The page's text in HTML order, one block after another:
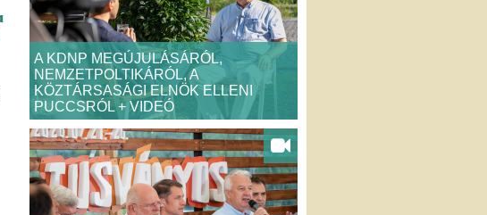
A KDNP MEGÚJULÁSÁRÓL,
NEMZETPOLTIKÁRÓL, A
KÖZTÁRSASÁGI ELNÖK ELLENI
PUCCSRÓL + VIDEÓ